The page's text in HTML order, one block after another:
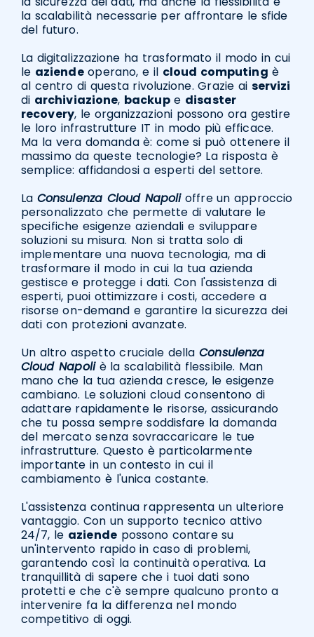
la scalabilità necessarie per affrontare le sfide
del futuro.
La digitalizzazione ha trasformato il modo in cui
le aziendeoperano, e il cloud computing è
al centro di questa rivoluzione. Grazie ai servizi
di archiviazione, backupe disaster
recovery, le organizzazioni possono ora gestire
le loro infrastrutture IT in modo più efficace.
Ma la vera domanda è: come si può ottenere il
massimo da queste tecnologie? La risposta è
semplice: affidandosi a esperti del settore.
La Consulenza Cloud Napolioffre un approccio
personalizzato che permette di valutare le
specifiche esigenze aziendali e sviluppare
soluzioni su misura. Non si tratta solo di
implementare una nuova tecnologia, ma di
trasformare il modo in cui la tua azienda
gestisce e protegge i dati. Con l'assistenza di
esperti, puoi ottimizzare i costi, accedere a
risorse on-demand e garantire la sicurezza dei
dati con protezioni avanzate.
Un altro aspetto cruciale dellaConsulenza
Cloud Napoliè la scalabilità flessibile. Man
mano che la tua azienda cresce, le esigenze
cambiano. Le soluzioni cloud consentono di
adattare rapidamente le risorse, assicurando
che tu possa sempre soddisfare la domanda
del mercato senza sovraccaricare le tue
infrastrutture. Questo è particolarmente
importante in un contesto in cui il
cambiamento è l'unica costante.
L'assistenza continua rappresenta un ulteriore
vantaggio. Con un supporto tecnico attivo
24/7, le aziendepossono contare su
un'intervento rapido in caso di problemi,
garantendo così la continuità operativa. La
tranquillità di sapere che i tuoi dati sono
protetti e che c'è sempre qualcuno pronto a
intervenire fa la differenza nel mondo
competitivo di oggi.